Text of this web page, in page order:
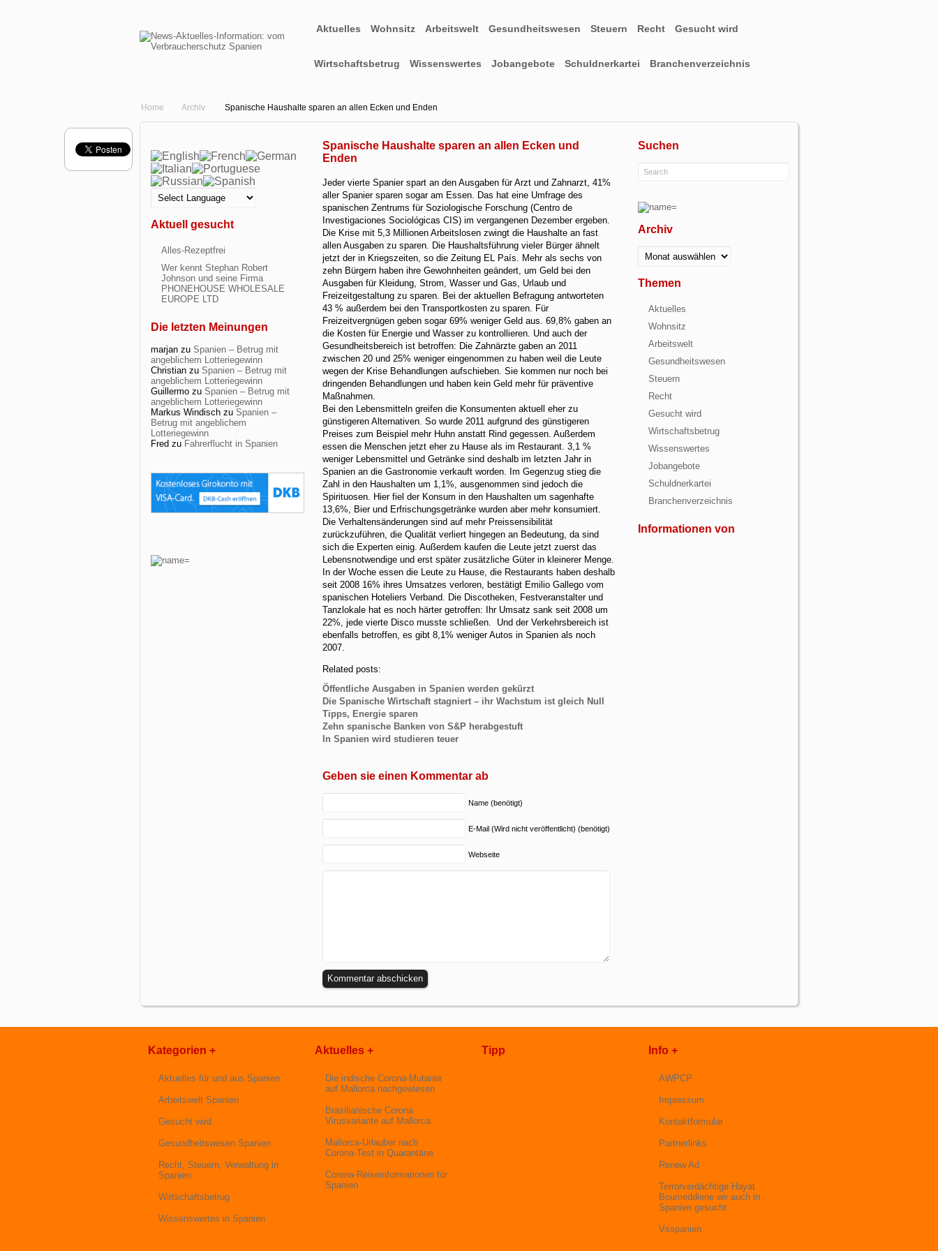
Aktuelles Wohnsitz Arbeitswelt Gesundheitswesen Steuern Recht Gesucht wird
Wirtschaftsbetrug Wissenswertes Jobangebote Schuldnerkartei Branchenverzeichnis
Home Archiv Spanische Haushalte sparen an allen Ecken und Enden
Aktuell gesucht
Alles-Rezeptfrei
Wer kennt Stephan Robert
Johnson und seine Firma
PHONEHOUSE WHOLESALE
EUROPE LTD
Die letzten Meinungen
marjan zu Spanien – Betrug mit
angeblichem Lotteriegewinn
Christian zu Spanien – Betrug mit
angeblichem Lotteriegewinn
Guillermo zu Spanien – Betrug mit
angeblichem Lotteriegewinn
Markus Windisch zu Spanien –
Betrug mit angeblichem
Lotteriegewinn
Fred zu Fahrerflucht in Spanien
Suchen
Archiv
Archiv
Themen
Aktuelles
Wohnsitz
Arbeitswelt
Gesundheitswesen
Steuern
Recht
Gesucht wird
Wirtschaftsbetrug
Wissenswertes
Jobangebote
Schuldnerkartei
Branchenverzeichnis
Informationen von
Spanische Haushalte sparen an allen Ecken und
Enden
Jeder vierte Spanier spart an den Ausgaben für Arzt und Zahnarzt, 41%
aller Spanier sparen sogar am Essen. Das hat eine Umfrage des
spanischen Zentrums für Soziologische Forschung (Centro de
Investigaciones Sociológicas CIS) im vergangenen Dezember ergeben.
Die Krise mit 5,3 Millionen Arbeitslosen zwingt die Haushalte an fast
allen Ausgaben zu sparen. Die Haushaltsführung vieler Bürger ähnelt
jetzt der in Kriegszeiten, so die Zeitung EL País. Mehr als sechs von
zehn Bürgern haben ihre Gewohnheiten geändert, um Geld bei den
Ausgaben für Kleidung, Strom, Wasser und Gas, Urlaub und
Freizeitgestaltung zu sparen. Bei der aktuellen Befragung antworteten
43 % außerdem bei den Transportkosten zu sparen. Für
Freizeitvergnügen geben sogar 69% weniger Geld aus. 69,8% gaben an
die Kosten für Energie und Wasser zu kontrollieren. Und auch der
Gesundheitsbereich ist betroffen: Die Zahnärzte gaben an 2011
zwischen 20 und 25% weniger eingenommen zu haben weil die Leute
wegen der Krise Behandlungen aufschieben. Sie kommen nur noch bei
dringenden Behandlungen und haben kein Geld mehr für präventive
Maßnahmen.
Bei den Lebensmitteln greifen die Konsumenten aktuell eher zu
günstigeren Alternativen. So wurde 2011 aufgrund des günstigeren
Preises zum Beispiel mehr Huhn anstatt Rind gegessen. Außerdem
essen die Menschen jetzt eher zu Hause als im Restaurant. 3,1 %
weniger Lebensmittel und Getränke sind deshalb im letzten Jahr in
Spanien an die Gastronomie verkauft worden. Im Gegenzug stieg die
Zahl in den Haushalten um 1,1%, ausgenommen sind jedoch die
Spirituosen. Hier fiel der Konsum in den Haushalten um sagenhafte
13,6%, Bier und Erfrischungsgetränke wurden aber mehr konsumiert.
Die Verhaltensänderungen sind auf mehr Preissensibilität
zurückzuführen, die Qualität verliert hingegen an Bedeutung, da sind
sich die Experten einig. Außerdem kaufen die Leute jetzt zuerst das
Lebensnotwendige und erst später zusätzliche Güter in kleinerer Menge.
In der Woche essen die Leute zu Hause, die Restaurants haben deshalb
seit 2008 16% ihres Umsatzes verloren, bestätigt Emilio Gallego vom
spanischen Hoteliers Verband. Die Discotheken, Festveranstalter und
Tanzlokale hat es noch härter getroffen: Ihr Umsatz sank seit 2008 um
22%, jede vierte Disco musste schließen. Und der Verkehrsbereich ist
ebenfalls betroffen, es gibt 8,1% weniger Autos in Spanien als noch
2007.
Related posts:
Öffentliche Ausgaben in Spanien werden gekürzt
Die Spanische Wirtschaft stagniert – ihr Wachstum ist gleich Null
Tipps, Energie sparen
Zehn spanische Banken von S&P herabgestuft
In Spanien wird studieren teuer
Geben sie einen Kommentar ab
Name (benötigt)
E-Mail (Wird nicht veröffentlicht) (benötigt)
Webseite
Kategorien +
Aktuelles für und aus Spanien
Arbeitswelt Spanien
Gesucht wird
Gesundheitswesen Spanien
Recht, Steuern, Verwaltung in
Spanien
Wirtschaftsbetrug
Wissenswertes in Spanien
Aktuelles +
Die indische Corona-Mutante
auf Mallorca nachgewiesen
Brasilianische Corona
Virusvariante auf Mallorca
Mallorca-Urlauber nach
Corona-Test in Quarantäne
Corona-Reiseinformationen für
Spanien
Tipp Info +
AWPCP
Impressum
Kontaktformular
Partnerlinks
Renew Ad
Terrorverdächtige Hayat
Boumeddiene wir auch in
Spanien gesucht
Vsspanien